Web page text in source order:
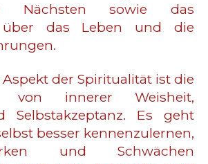
Nächsten sowie das
über das Leben und die
der Spiritualität ist die
von innerer Weisheit,
Selbstakzeptanz. Es geht
besser kennenzulernen,
und Schwächen